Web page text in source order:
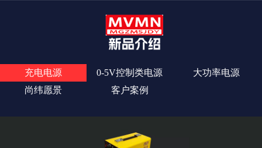
充电电源 0-5V控制类电源
大功率电源
尚纬愿景
客户案例